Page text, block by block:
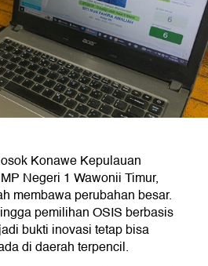
Konawe Kepulauan
Negeri 1 Wawonii Timur,
membawa perubahan besar.
pemilihan OSIS berbasis
bukti inovasi tetap bisa
di daerah terpencil.